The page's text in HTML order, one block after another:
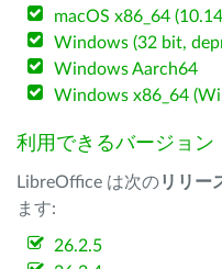
macOS x86_64
Windows (32 bit,
Windows Aarch64
Windows x86_64
利用できるバージョン
LibreOffice は次のリリー
ます:
26.2.5